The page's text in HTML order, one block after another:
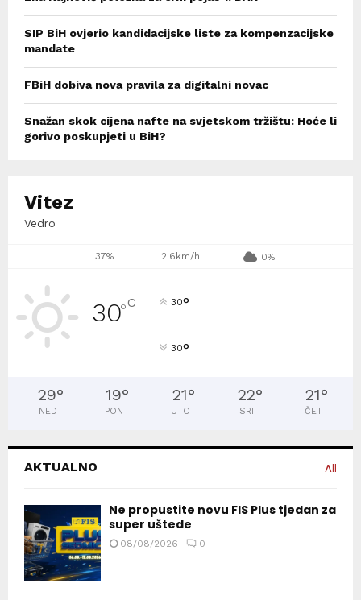
SIP BiH ovjerio kandidacijske liste za kompenzacijske
mandate
FBiH dobiva nova pravila za digitalni novac
Snažan skok cijena nafte na svjetskom tržištu: Hoće li
gorivo poskupjeti u BiH?
Vitez
Vedro
37% 2.6km/h 0%
30°C 30°
30°
29°
NED
19°
PON
21°
UTO
22°
SRI
21°
ČET
AKTUALNO All
Ne propustite novu FIS Plus tjedan za
super uštede
08/08/2026 0